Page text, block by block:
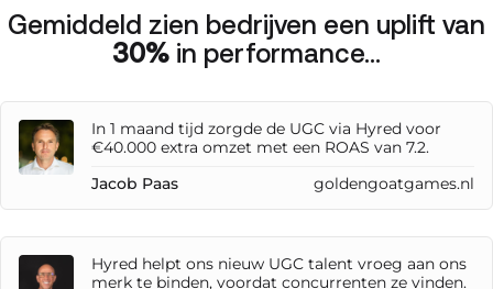
Gemiddeld zien bedrijven een uplift van
30% in performance...
In 1 maand tijd zorgde de UGC via Hyred voor
€40.000 extra omzet met een ROAS van 7.2.
Jacob Paas
goldengoatgames.nl
Hyred helpt ons nieuw UGC talent vroeg aan ons
merk te binden, voordat concurrenten ze vinden.